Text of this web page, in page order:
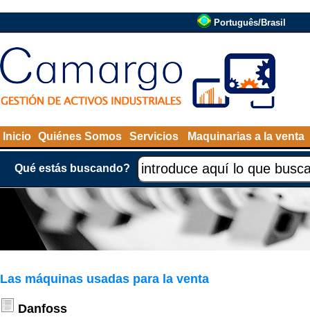
Português/Brasil
Inicio Quiénes Somos Servicios Maquinarias a la venta
Qué estás buscando?
Las máquinas usadas para la venta
Danfoss